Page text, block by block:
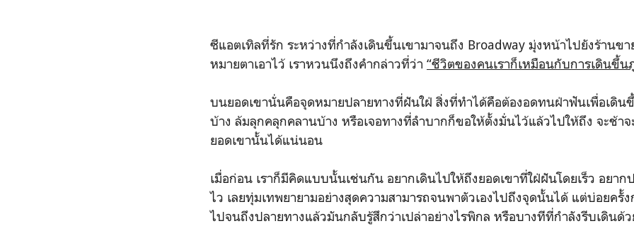
ซีแอตเทิลที่รัก ระหว่างที่กำลังเดินขึ้นเขามาจนถึง Broadway มุ่งหน้าไปยังร้านข
หมายตาเอาไว้ เราหวนนึงถึงคำกล่าวที่ว่า “ชีวิตของคนเราก็เหมือนกับการเดินขึ้น
บนยอดเขานั่นคือจุดหมายปลายทางที่ฝันใฝ่ สิ่งที่ทำได้คือต้องอดทนฝ่าฟันเพื่อเดิน
บ้าง ล้มลุกคลุกคลานบ้าง หรือเจอทางที่ลำบากก็ขอให้ตั้งมั่นไว้แล้วไปให้ถึง จะช้าจ
ยอดเขานั้นได้แน่นอน
เมื่อก่อน เราก็มีคิดแบบนั้นเช่นกัน อยากเดินไปให้ถึงยอดเขาที่ใฝ่ฝันโดยเร็ว อยาก
ไว เลยทุ่มเทพยายามอย่างสุดความสามารถจนพาตัวเองไปถึงจุดนั้นได้ แต่บ่อยครั้ง
ไปจนถึงปลายทางแล้วมันกลับรู้สึกว่าเปล่าอย่างไรพิกล หรือบางทีที่กำลังรีบเดินด้